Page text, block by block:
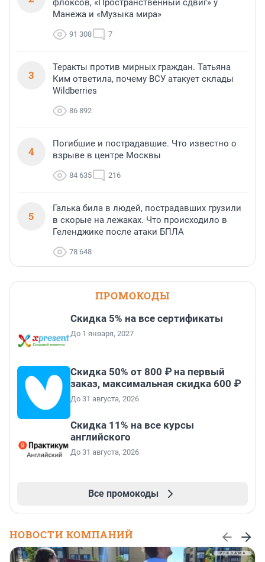
флоксов, «Пространственный сдвиг» у
Манежа и «Музыка мира»
91 308 7
3
Теракты против мирных граждан. Татьяна
Ким ответила, почему ВСУ атакует склады
Wildberries
86 892
4
Погибшие и пострадавшие. Что известно о
взрыве в центре Москвы
84 635 216
5
Галька била в людей, пострадавших грузили
в скорые на лежаках. Что происходило в
Геленджике после атаки БПЛА
78 648
ПРОМОКОДЫ
Скидка 5% на все сертификаты
До 1 января, 2027
Скидка 50% от 800 ₽ на первый
заказ, максимальная скидка 600 ₽
До 31 августа, 2026
Скидка 11% на все курсы
английского
До 31 августа, 2026
Все промокоды
НОВОСТИ КОМПАНИЙ